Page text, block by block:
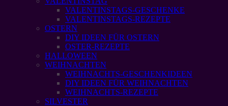
VALENTINSTAGS-GESCHENKE
VALENTINSTAGS-REZEPTE
OSTERN
DIY IDEEN FÜR OSTERN
OSTER-REZEPTE
HALLOWEEN
WEIHNACHTEN
WEIHNACHTS-GESCHENKIDEEN
DIY IDEEN FÜR WEIHNACHTEN
WEIHNACHTS-REZEPTE
SILVESTER